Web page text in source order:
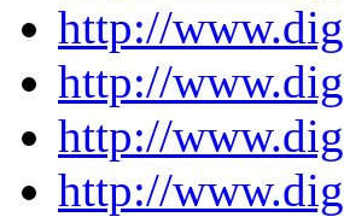
http://
http://
http://
http://